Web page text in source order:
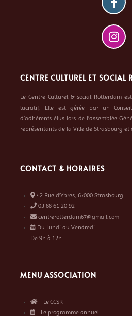
CENTRE CULTUREL ET SOCIAL
Le Centre Culturel & social Rotterdam
lucratif. Elle est gérée par un Conseil
d’adhérents élus lors de l’assemblée
représentants de la Ville de Strasbourg et
CONTACT & HORAIRES
42 Rue d’Ypres, 67000 Strasbourg
03 88 61 20 92
centrerotterdam67@gmail.com
Du Lundi au Vendredi
De 9h à 12h
MENU ASSOCIATION
Le CCSR
Le programme annuel